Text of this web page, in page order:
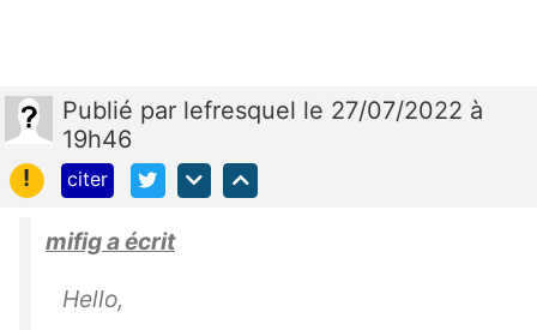
Publié par lefresquel le 27/07/2022 à
19h46
!
citer
mifig a écrit
Hello,